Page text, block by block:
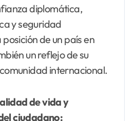
diplomática,
y seguridad
de un país en
un reflejo de su
internacional.
de vida y
ciudadano: